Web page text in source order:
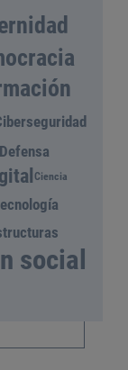
Defensa
Ciencia
social